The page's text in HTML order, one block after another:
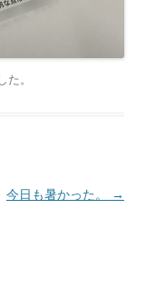
た 。
今日も暑かった。 →